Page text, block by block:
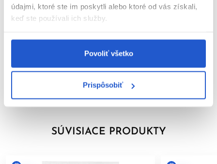
údajmi, ktoré ste im poskytli alebo ktoré od vás získali,
keď ste používali ich služby.
Povoliť všetko
Prispôsobiť
Vyživuje a hydratuje
Neutralizuje nežiaduce oranžovo-medené odlesky
dreveného uhlia
Bez sulfátov a povrchovo aktívnych látok
rukavice. Naneste na mokré vlasy do dĺžok a končekov.
ZOBRAZIŤ VIAC
Parametre
Značka
SÚVISIACE PRODUKTY